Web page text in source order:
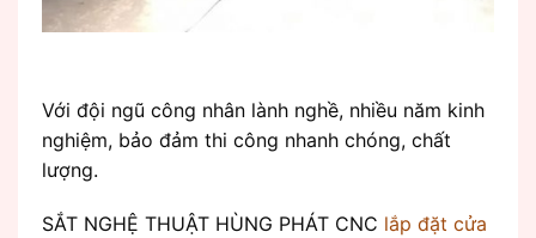
Với đội ngũ công nhân lành nghề, nhiều năm kinh
nghiệm, bảo đảm thi công nhanh chóng, chất
lượng.
SẮT NGHỆ THUẬT HÙNG PHÁT CNC lắp đặt cửa